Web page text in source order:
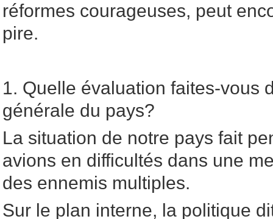
réformes courageuses, peut
pire.
1. Quelle évaluation faites-vous
générale du pays?
La situation de notre pays fait
avions en difficultés dans une
des ennemis multiples.
Sur le plan interne, la politique